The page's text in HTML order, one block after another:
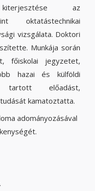
az
oktatástechnikai
vizsgálata. Doktori
Munkája során
főiskolai jegyzetet,
hazai és külföldi
tartott előadást,
kamatoztatta.
adományozásával